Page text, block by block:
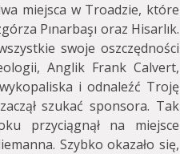
miejsca w Troadzie, które
Pınarbaşı oraz Hisarlık.
swoje oszczędności
Anglik Frank Calvert,
i odnaleźć Troję
szukać sponsora. Tak
przyciągnął na miejsce
Szybko okazało się,